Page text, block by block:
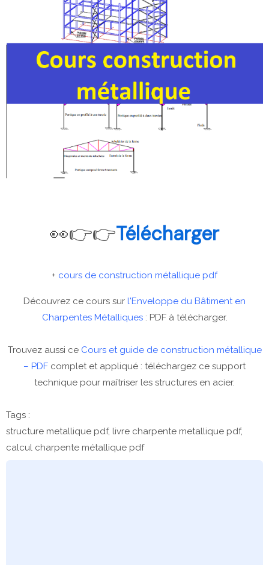
👀👉👉Télécharger
+ cours de construction métallique pdf
Découvrez ce cours sur l'Enveloppe du Bâtiment en
Charpentes Métalliques: PDF à télécharger.
Trouvez aussi ce Cours et guide de construction métallique
– PDF complet et appliqué : téléchargez ce support
technique pour maîtriser les structures en acier.
Tags :
structure metallique pdf, livre charpente metallique pdf,
calcul charpente métallique pdf